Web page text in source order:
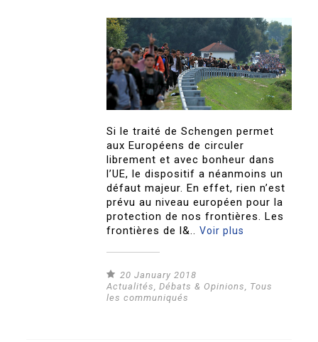
Si le traité de Schengen permet
aux Européens de circuler
librement et avec bonheur dans
l’UE, le dispositif a néanmoins un
défaut majeur. En effet, rien n’est
prévu au niveau européen pour la
protection de nos frontières. Les
frontières de l&..Voir plus
20 January 2018
Actualités,Débats & Opinions, Tous
les communiqués